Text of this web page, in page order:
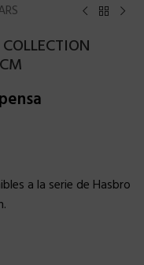
a la serie de Hasbro